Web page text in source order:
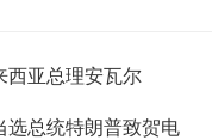
西亚总理安瓦尔
选总统特朗普致贺电